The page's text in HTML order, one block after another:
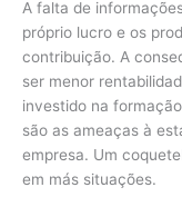
A falta de
próprio lucro e os
contribuição. A
ser menor
investido na
são as ameaças à
empresa. Um
em más situações.